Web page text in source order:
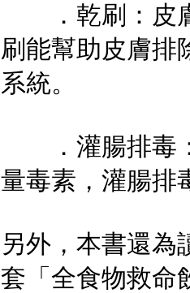
．乾刷：皮膚
刷能幫助皮膚排
系統。
．灌腸排毒：
量毒素，灌腸排
另外，本書還為
套「全食物救命